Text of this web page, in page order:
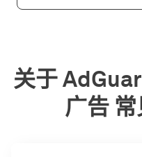
关于
广告